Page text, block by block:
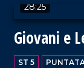
Penale di
28:25
Giovani e
Annamaria
ST 5